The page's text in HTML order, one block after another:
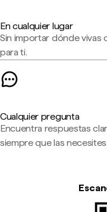
En cualquier lugar
Sin importar dónde vivas
para ti.
Cualquier pregunta
Encuentra respuestas
siempre que las necesites.